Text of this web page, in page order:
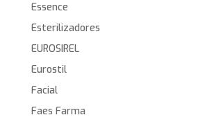
Essence
Esterilizadores
EUROSIREL
Eurostil
Facial
Faes Farma